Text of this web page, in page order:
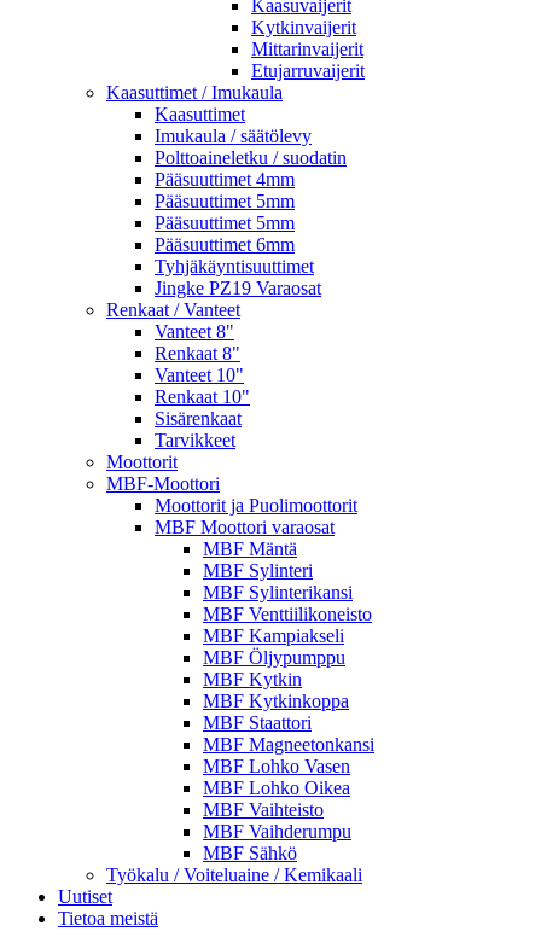
Kaasuvaijerit
Kytkinvaijerit
Mittarinvaijerit
Etujarruvaijerit
Kaasuttimet / Imukaula
Kaasuttimet
Imukaula / säätölevy
Polttoaineletku / suodatin
Pääsuuttimet 4mm
Pääsuuttimet 5mm
Pääsuuttimet 5mm
Pääsuuttimet 6mm
Tyhjäkäyntisuuttimet
Jingke PZ19 Varaosat
Renkaat / Vanteet
Vanteet 8"
Renkaat 8"
Vanteet 10"
Renkaat 10"
Sisärenkaat
Tarvikkeet
Moottorit
MBF-Moottori
Moottorit ja Puolimoottorit
MBF Moottori varaosat
MBF Mäntä
MBF Sylinteri
MBF Sylinterikansi
MBF Venttiilikoneisto
MBF Kampiakseli
MBF Öljypumppu
MBF Kytkin
MBF Kytkinkoppa
MBF Staattori
MBF Magneetonkansi
MBF Lohko Vasen
MBF Lohko Oikea
MBF Vaihteisto
MBF Vaihderumpu
MBF Sähkö
Työkalu / Voiteluaine / Kemikaali
Uutiset
Tietoa meistä